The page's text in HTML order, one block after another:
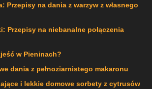
Przepisy na dania z warzyw z własnego
Przepisy na niebanalne połączenia
w Pieninach?
dania z pełnoziarnistego makaronu
i lekkie domowe sorbety z cytrusów